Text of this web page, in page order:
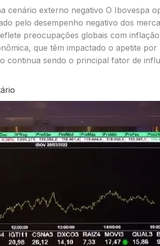
cenário externo negativo O Ibovespa
pelo desempenho negativo dos
preocupações globais com
que têm impactado o apetite por
continua sendo o principal fator de